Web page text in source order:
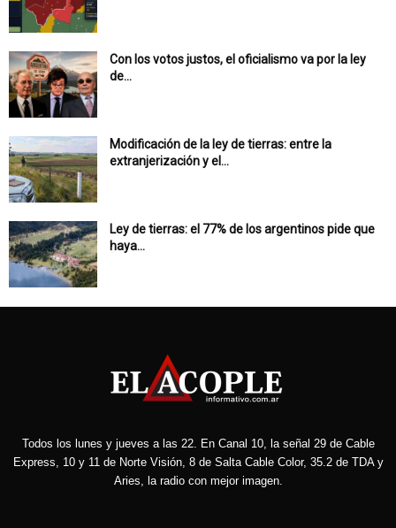
Con los votos justos, el oficialismo va por la ley
de...
Modificación de la ley de tierras: entre la
extranjerización y el...
Ley de tierras: el 77% de los argentinos pide que
haya...
Todos los lunes y jueves a las 22. En Canal 10, la señal 29 de Cable
Express, 10 y 11 de Norte Visión, 8 de Salta Cable Color, 35.2 de TDA y
Aries, la radio con mejor imagen.